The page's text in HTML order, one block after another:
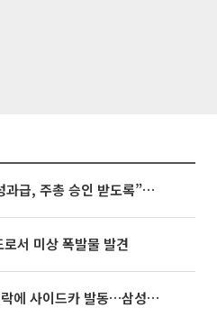
김정관 장관 “반도체 성과급, 주총 승인 받도록”…상법·자본시장법 개정 시사
서 미상 폭발물 발견
코스피, 장중 5%대 급락에 사이드카 발동…삼성·SK 동반 폭락